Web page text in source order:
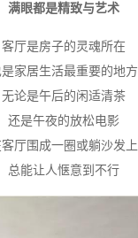
满眼都是精致与艺术
客厅是房子的灵魂所在
家居生活最重要的地方
无论是午后的闲适清茶
还是午夜的放松电影
厅围成一圈或躺沙发上
总能让人惬意到不行